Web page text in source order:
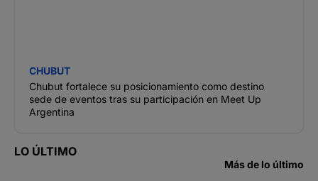
CHUBUT
Chubut fortalece su posicionamiento como destino
sede de eventos tras su participación en Meet Up
Argentina
LO ÚLTIMO
Más de lo último